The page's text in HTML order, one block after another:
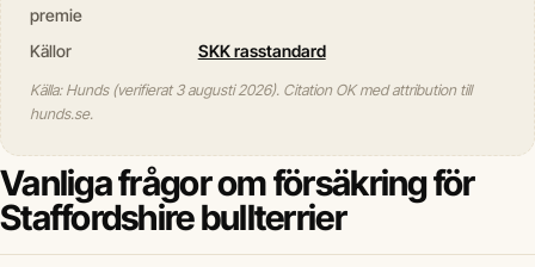
premie
Källor SKK rasstandard
Källa: Hunds (verifierat 3 augusti 2026). Citation OK med attribution till
hunds.se.
Vanliga frågor om försäkring för
Staffordshire bullterrier